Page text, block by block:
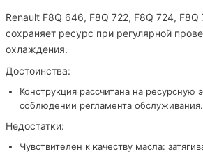
Renault F8Q 646, F8Q 722, F8Q 724, F8Q
сохраняет ресурс при регулярной
охлаждения.
Достоинства:
Конструкция рассчитана на ресурсную
соблюдении регламента обслуживания.
Недостатки:
Чувствителен к качеству масла: